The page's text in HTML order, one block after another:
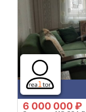
6 000 000 ₽